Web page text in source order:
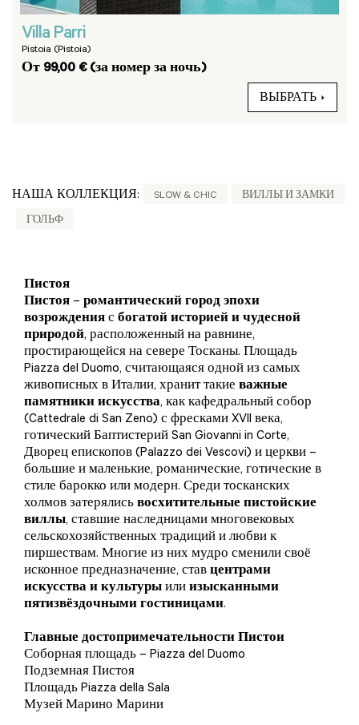
Villa Parri
Pistoia (Pistoia)
От 99,00 € (за номер за ночь)
ВЫБРАТЬ
НАША КОЛЛЕКЦИЯ: SLOW & CHIC ВИЛЛЫ И ЗАМКИ
ГОЛЬФ
Пистоя
Пистоя – романтический город эпохи
возрождения с богатой историей и чудесной
природой, расположенный на равнине,
простирающейся на севере Тосканы. Площадь
Piazza del Duomo, считающаяся одной из самых
живописных в Италии, хранит такие важные
памятники искусства, как кафедральный собор
(Cattedrale di San Zeno) с фресками XVII века,
готический Баптистерий San Giovanni in Corte,
Дворец епископов (Palazzo dei Vescovi) и церкви –
большие и маленькие, романические, готические в
стиле барокко или модерн. Среди тосканских
холмов затерялись восхитительные пистойские
виллы, ставшие наследницами многовековых
сельскохозяйственных традиций и любви к
пиршествам. Многие из них мудро сменили своё
исконное предназначение, став центрами
искусства и культуры или изысканными
пятизвёздочными гостиницами.
Главные достопримечательности Пистои
Соборная площадь – Piazza del Duomo
Подземная Пистоя
Площадь Piazza della Sala
Музей Марино Марини